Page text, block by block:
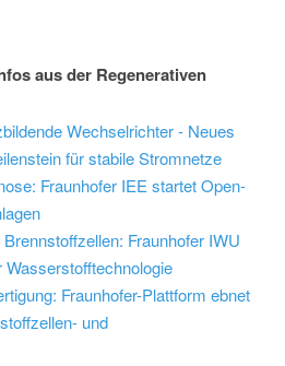
aus der Regenerativen
Wechselrichter - Neues
für stabile Stromnetze
Fraunhofer IEE startet Open-
Fraunhofer IWU
Fraunhofer-Plattform ebnet
und